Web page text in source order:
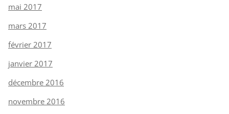
mai 2017
mars 2017
février 2017
janvier 2017
décembre 2016
novembre 2016